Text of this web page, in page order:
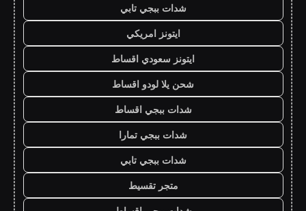
شدات ببجي تابي
ايتونز امريكي
ايتونز سعودي اقساط
شحن يلا لودو اقساط
شدات ببجي اقساط
شدات ببجي تمارا
شدات ببجي تابي
متجر تقسيط